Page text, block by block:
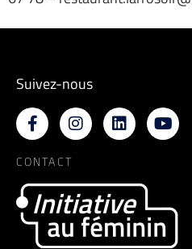
Suivez-nous
CONTACT